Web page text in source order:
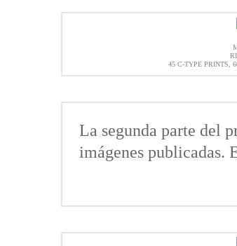
45 C-TYPE PRINTS,
La segunda parte del
imágenes publicadas.